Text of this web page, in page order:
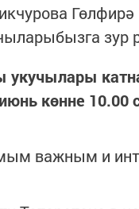
зур
укучылары
көнне 10.00
важным и